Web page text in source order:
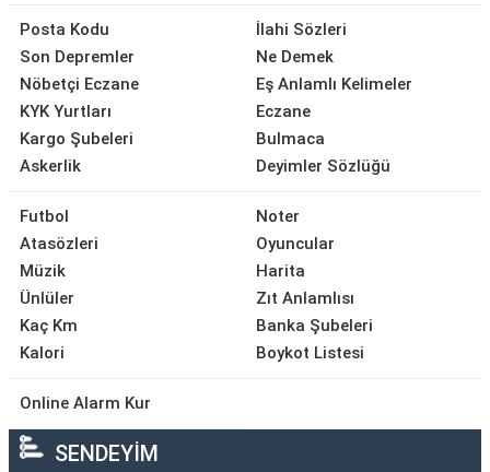
Posta Kodu
Son Depremler
Nöbetçi Eczane
KYK Yurtları
Kargo Şubeleri
Askerlik
İlahi Sözleri
Ne Demek
Eş Anlamlı Kelimeler
Eczane
Bulmaca
Deyimler Sözlüğü
Futbol
Atasözleri
Müzik
Ünlüler
Kaç Km
Kalori
Noter
Oyuncular
Harita
Zıt Anlamlısı
Banka Şubeleri
Boykot Listesi
Online Alarm Kur
SENDEYİM